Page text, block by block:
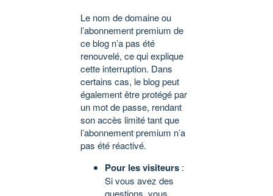
Le nom de domaine ou
l’abonnement premium de
ce blog n’a pas été
renouvelé, ce qui explique
cette interruption. Dans
certains cas, le blog peut
également être protégé par
un mot de passe, rendant
son accès limité tant que
l’abonnement premium n’a
pas été réactivé.
Pour les visiteurs :
Si vous avez des
questions, vous